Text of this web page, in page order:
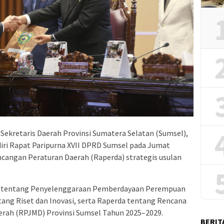
Daerah Provinsi Sumatera Selatan (Sumsel),
Rapat Paripurna XVII DPRD Sumsel pada Jumat
Peraturan Daerah (Raperda) strategis usulan
Penyelenggaraan Pemberdayaan Perempuan
Riset dan Inovasi, serta Raperda tentang Rencana
(RPJMD) Provinsi Sumsel Tahun 2025–2029.